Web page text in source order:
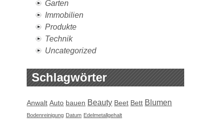
Garten
Immobilien
Produkte
Technik
Uncategorized
Schlagwörter
Anwalt Auto bauen Beauty Beet Bett Blumen
Bodenreinigung Datum Edelmetallgehalt